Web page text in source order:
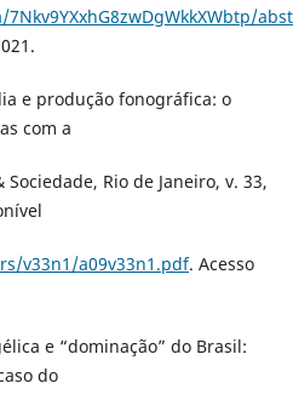
e produção fonográfica: o
com a
Rio de Janeiro, v. 33,
v33n1/a09v33n1.pdf. Acesso
e “dominação” do Brasil:
do